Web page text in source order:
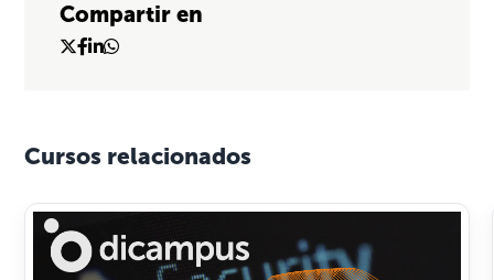
Compartir en
Cursos relacionados